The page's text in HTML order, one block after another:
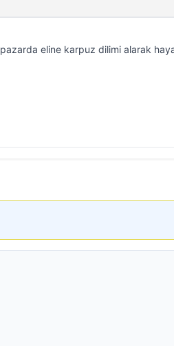
pazarda eline karpuz dilimi alarak